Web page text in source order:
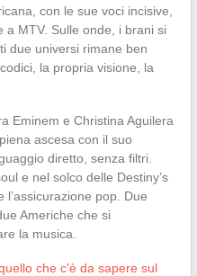
con le sue voci incisive,
a MTV. Sulle onde, i brani si
due universi rimane ben
la propria visione, la
Eminem e Christina Aguilera
ascesa con il suo
diretto, senza filtri.
e nel solco delle Destiny’s
pop. Due
Americhe che si
la musica.
che c'è da sapere sul